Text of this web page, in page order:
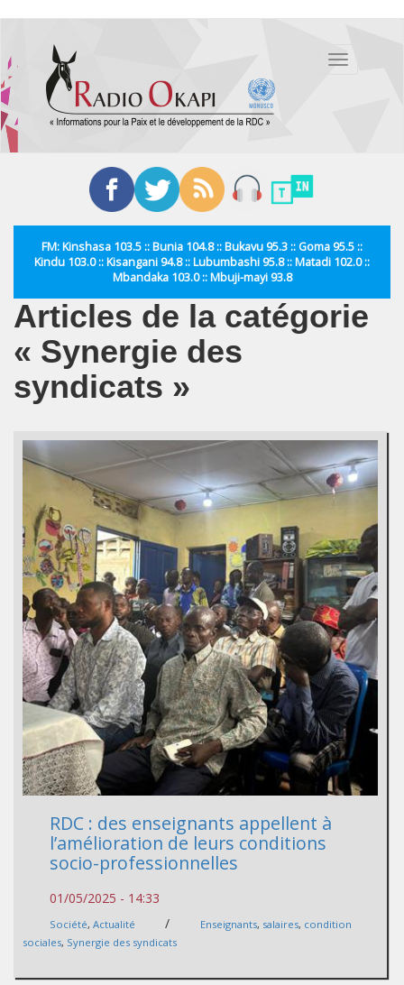
contenu
principal
Toggle
FM: Kinshasa 103.5 :: Bunia 104.8 :: Bukavu 95.3 :: Goma 95.5 ::
Kindu 103.0 :: Kisangani 94.8 :: Lubumbashi 95.8 :: Matadi 102.0 ::
Mbandaka 103.0 :: Mbuji-mayi 93.8
Articles de la catégorie
« Synergie des
syndicats »
RDC : des enseignants appellent à
l’amélioration de leurs conditions
socio-professionnelles
01/05/2025 - 14:33
Société, Actualité / Enseignants, salaires, condition
sociales, Synergie des syndicats